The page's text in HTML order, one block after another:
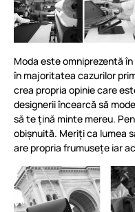
Moda este omniprezentă
în majoritatea cazurilor
crea propria opinie care
designerii încearcă să
să te țină minte mereu.
obișnuită. Meriți ca lumea
are propria frumusețe iar